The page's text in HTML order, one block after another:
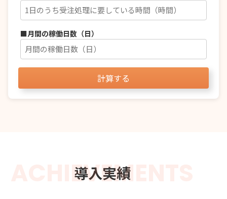
■月間の稼働日数（日）
計算する
ACHIEVEMENTS
導入実績